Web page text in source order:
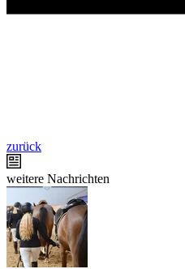
zurück
weitere Nachrichten